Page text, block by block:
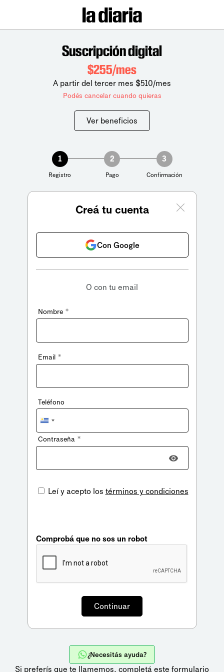
Suscripción digital
$255/mes
A partir del tercer mes $510/mes
Podés cancelar cuando quieras
Ver beneficios
1
Registro
2
Pago
3
Confirmación
Creá tu cuenta
Con Google
O con tu email
Nombre *
Email *
Teléfono
Uruguay
+598
Contraseña *
Leí y acepto los términos y condiciones
Comprobá que no sos un robot
¿Necesitás ayuda?
Si preferís que te llamemos, completá este formulario